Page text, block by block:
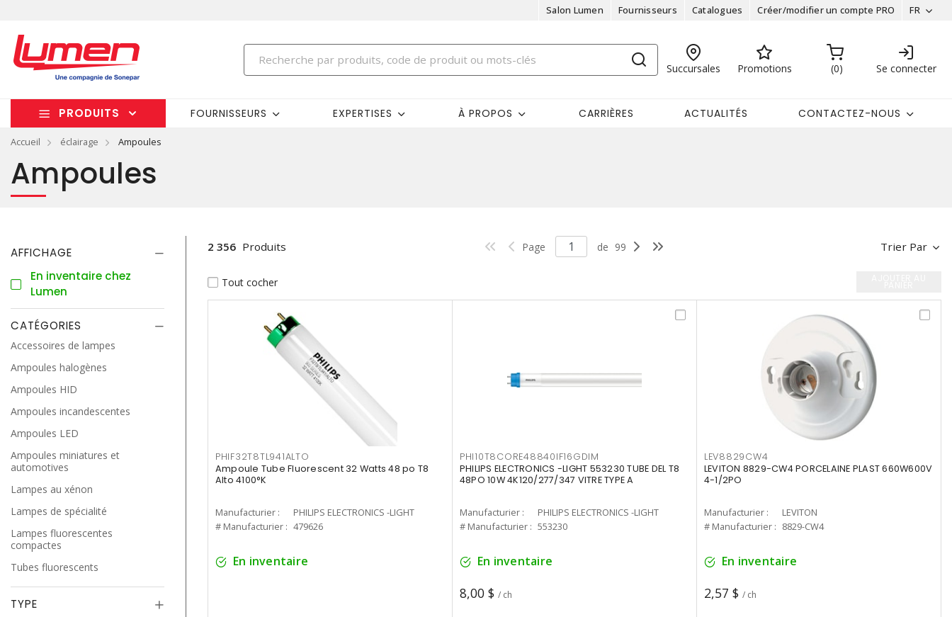
Salon Lumen Fournisseurs Catalogues Créer/modifier un compte PRO FR
Succursales Promotions 0 Se connecter
PRODUITS FOURNISSEURS EXPERTISES À PROPOS CARRIÈRES ACTUALITÉS CONTACTEZ-NOUS
Accueil éclairage Ampoules
Ampoules
AFFICHAGE
En inventaire chez
Lumen
CATÉGORIES
Accessoires de lampes
Ampoules halogènes
Ampoules HID
Ampoules incandescentes
Ampoules LED
Ampoules miniatures et
automotives
Lampes au xénon
Lampes de spécialité
Lampes fluorescentes
compactes
Tubes fluorescents
TYPE
Trier Par
2 356 Produits Page de 99
Tout cocher
PHIF32T8TL941ALTO
Ampoule Tube Fluorescent 32 Watts 48 po T8
Alto 4100°K
Manufacturier :
PHILIPS ELECTRONICS -LIGHT
# Manufacturier : 479626
En inventaire
PHI10T8CORE48840IF16GDIM
PHILIPS ELECTRONICS -LIGHT 553230 TUBE DEL T8
48PO 10W 4K120/277/347 VITRE TYPE A
Manufacturier :
PHILIPS ELECTRONICS -LIGHT
# Manufacturier : 553230
En inventaire
8,00 $ / ch
LEV8829CW4
LEVITON 8829-CW4 PORCELAINE PLAST 660W600V
4-1/2PO
Manufacturier :
LEVITON
# Manufacturier : 8829-CW4
En inventaire
2,57 $ / ch